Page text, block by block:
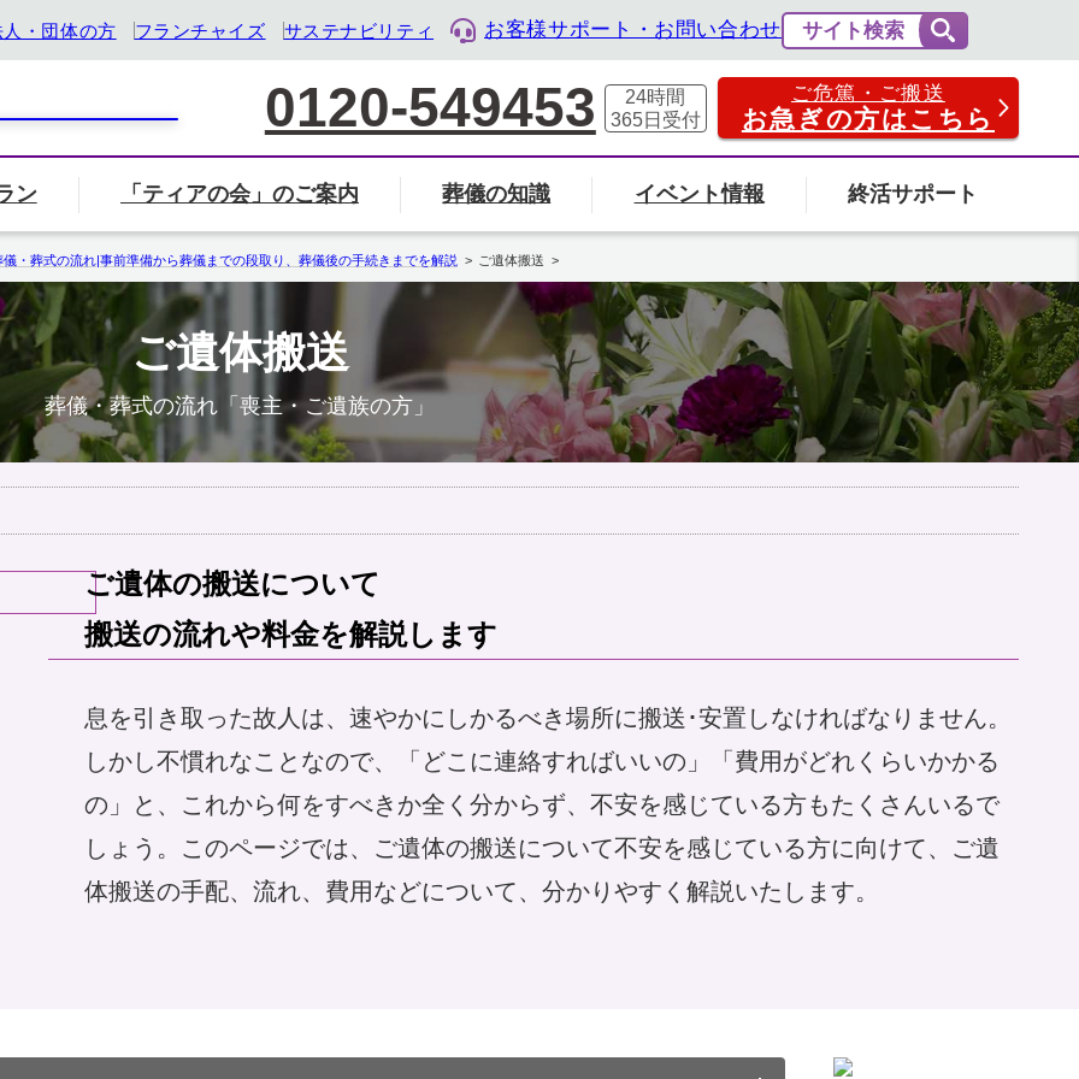
・団体の方 フランチャイズ サステナビリティ お客様サポート・お問い合わせ サイト検索
0120-549453
24時間
365日 受付
ご危篤・ご搬送
お急ぎの方はこちら
お客さまアンケート
から探す
岐阜県 三重県 静岡県 富山県
名から検索
検索
住所から近くの葬儀場を探す
検索
ン 「ティアの会」のご案内
」のご案内ページへ
葬儀の知識
家族葬について 葬儀社の選び方 葬儀費用の相場と内訳
葬儀・葬式のマナー・基礎知識 社葬について エンバーミングについて
イベント情報 終活サポート
・ライフ・デザイン企業』として「終活」をサポート
「終活」サポート 相談無料
儀・葬式の流れ|事前準備から葬儀までの段取り、葬儀後の手続きまでを解説 ご遺体搬送
ご遺体搬送
葬儀・葬式の流れ「喪主・ご遺族の方」
ご遺体の搬送について
搬送の流れや料金を解説します
息を引き取った故人は、速やかにしかるべき場所に搬送･安置しなければなりません。
しかし不慣れなことなので、「どこに連絡すればいいの」「費用がどれくらいかかる
の」と、これから何をすべきか全く分からず、不安を感じている方もたくさんいるで
しょう。このページでは、ご遺体の搬送について不安を感じている方に向けて、ご遺
体搬送の手配、流れ、費用などについて、分かりやすく解説いたします。